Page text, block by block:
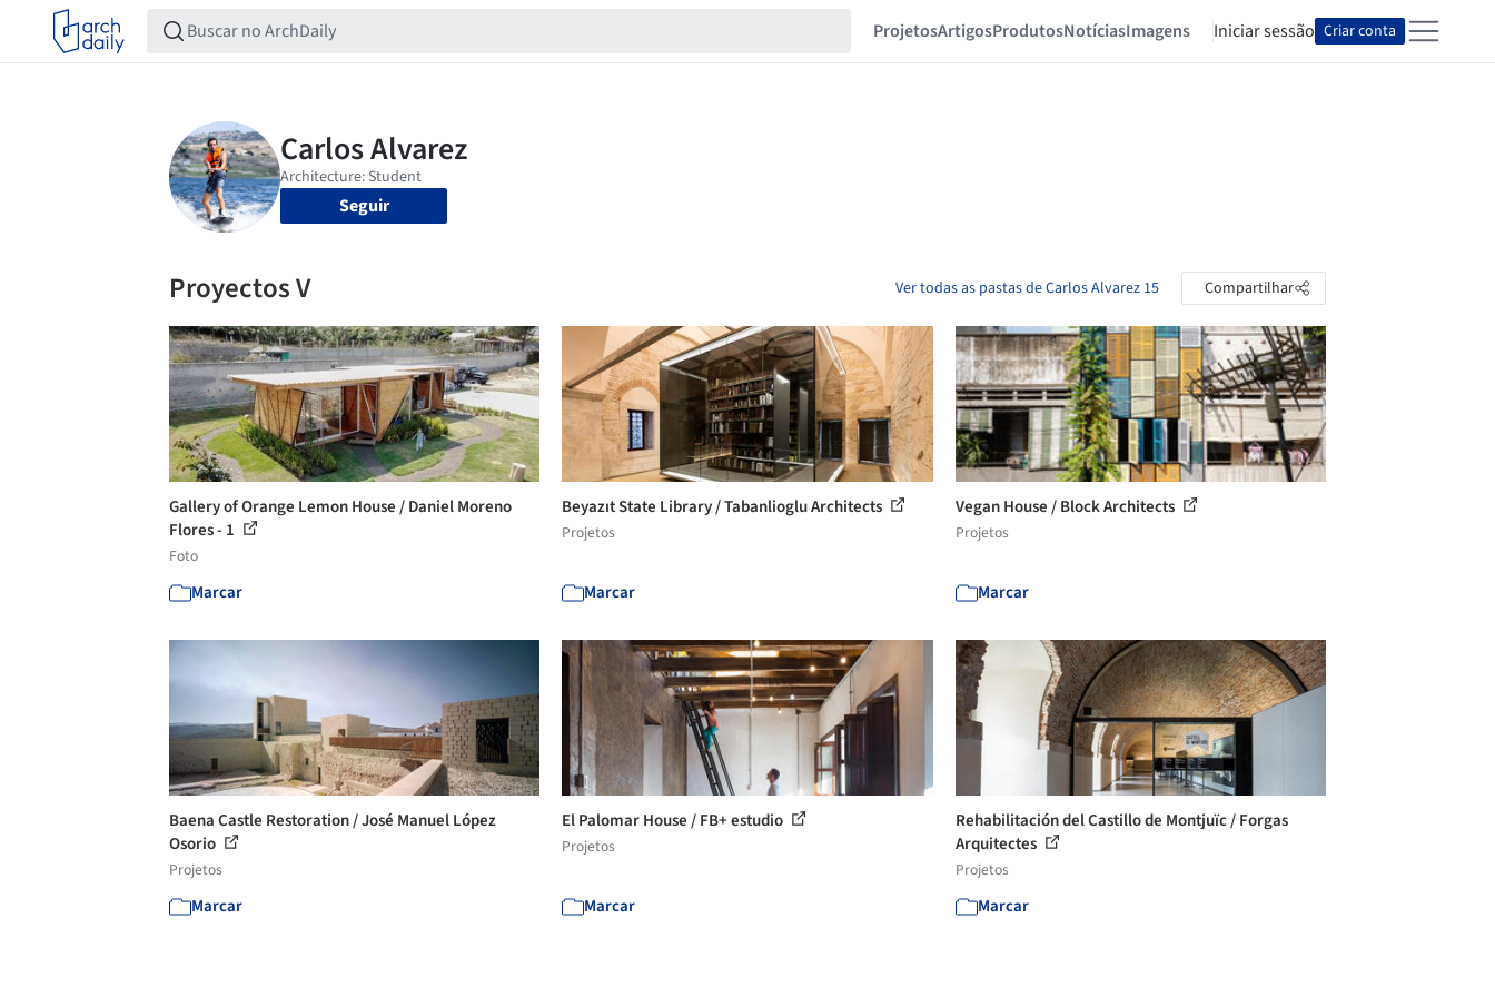
ProjetosArtigosProdutosNotíciasImagens Iniciar sessão Criar conta
Seguir
Proyectos V Ver todas as pastas de Carlos Alvarez 15 Compartilhar
Gallery of Orange Lemon House / Daniel Moreno
Flores - 1
Foto
Marcar
Beyazıt State Library / Tabanlioglu Architects
Projetos
Marcar
Vegan House / Block Architects
Projetos
Marcar
Baena Castle Restoration / José Manuel López
Osorio
Projetos
Marcar
El Palomar House / FB+ estudio
Projetos
Marcar
Rehabilitación del Castillo de Montjuïc / Forgas
Arquitectes
Projetos
Marcar